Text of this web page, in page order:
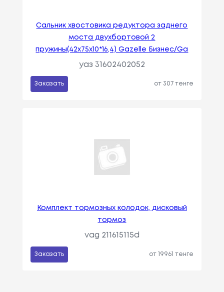
Сальник хвостовика редуктора заднего
моста двухбортовой 2
пружины(42x75x10*16,4) Gazelle Бизнес/Ga
уаз 31602402052
Заказать от 307 тенге
Комплект тормозных колодок, дисковый
тормоз
vag 211615115d
Заказать от 19961 тенге